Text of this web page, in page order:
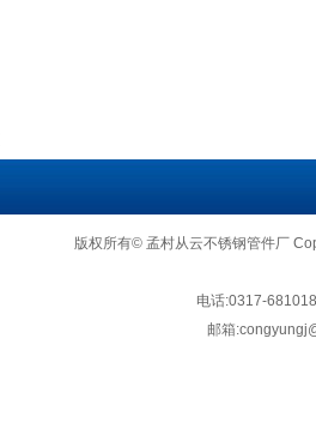
版权所有© 孟村从云不锈钢管件厂
电话:0317-
邮箱: